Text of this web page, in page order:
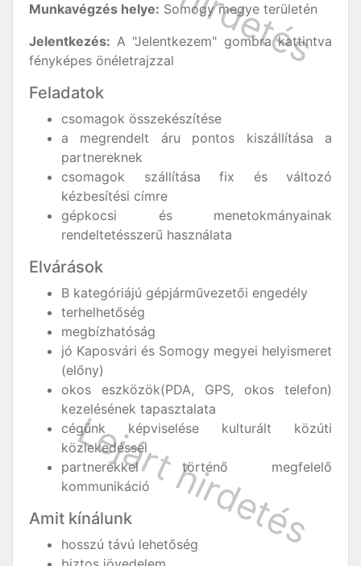
Munkavégzés helye: Somogy megye területén
Jelentkezés: A "Jelentkezem" gombra kattintva
fényképes önéletrajzzal
Feladatok
csomagok összekészítése
a megrendelt áru pontos kiszállítása a
partnereknek
csomagok szállítása fix és változó
kézbesítési címre
gépkocsi és menetokmányainak
rendeltetésszerű használata
Elvárások
B kategóriájú gépjárművezetői engedély
terhelhetőség
megbízhatóság
jó Kaposvári és Somogy megyei helyismeret
(előny)
okos eszközök(PDA, GPS, okos telefon)
kezelésének tapasztalata
cégünk képviselése kulturált közúti
közlekedéssel
partnerekkel történő megfelelő
kommunikáció
Amit kínálunk
hosszú távú lehetőség